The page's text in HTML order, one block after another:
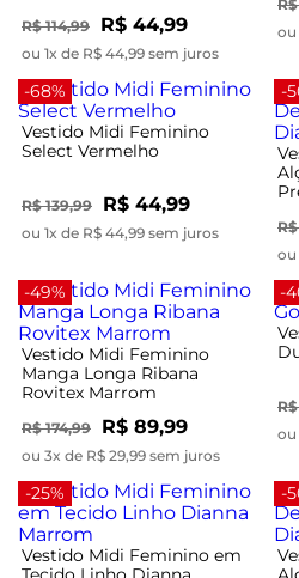
R$ 114,99 R$ 44,99
ou 1x de R$ 44,99 sem juros
ou
-68%
Vestido Midi Feminino
Select Vermelho
R$ 139,99 R$ 44,99
ou 1x de R$ 44,99 sem juros
-
ou
-49%
Vestido Midi Feminino
Manga Longa Ribana
Rovitex Marrom
R$ 174,99 R$ 89,99
ou 3x de R$ 29,99 sem juros
-
ou
-25%
Vestido Midi Feminino em
-